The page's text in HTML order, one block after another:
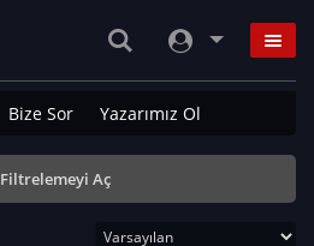
Bize Sor Yazarımız Ol
Filtrelemeyi Aç